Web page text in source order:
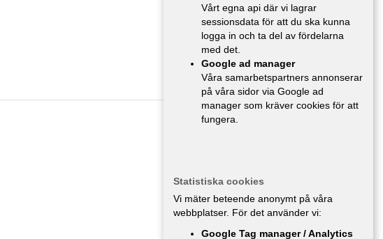
MC/Mopeder ,Stockholm
Vårt egna api där vi lagrar
sessionsdata för att du ska kunna
logga in och ta del av fördelarna
med det.
Google ad manager
Våra samarbetspartners annonserar
på våra sidor via Google ad
manager som kräver cookies för att
fungera.
Statistiska cookies
Vi mäter beteende anonymt på våra
webbplatser. För det använder vi:
Google Tag manager / Analytics